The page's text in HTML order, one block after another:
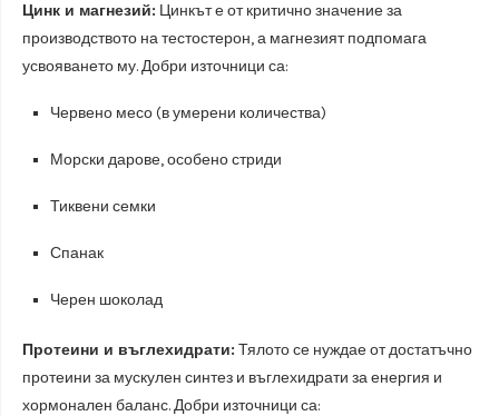
Цинк и магнезий: Цинкът е от критично значение за
производството на тестостерон, а магнезият подпомага
усвояването му. Добри източници са:
Червено месо (в умерени количества)
Морски дарове, особено стриди
Тиквени семки
Спанак
Черен шоколад
Протеини и въглехидрати: Тялото се нуждае от достатъчно
протеини за мускулен синтез и въглехидрати за енергия и
хормонален баланс. Добри източници са: